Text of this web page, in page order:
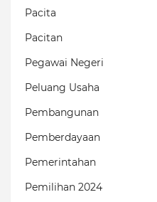
Pacita
Pacitan
Pegawai Negeri
Peluang Usaha
Pembangunan
Pemberdayaan
Pemerintahan
Pemilihan 2024